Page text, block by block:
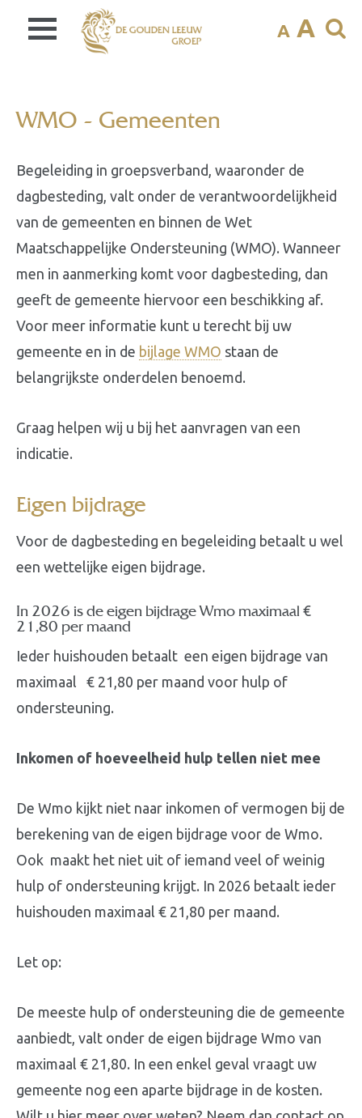
A A
WMO - Gemeenten
Begeleiding in groepsverband, waaronder de
dagbesteding, valt onder de verantwoordelijkheid
van de gemeenten en binnen de Wet
Maatschappelijke Ondersteuning (WMO). Wanneer
men in aanmerking komt voor dagbesteding, dan
geeft de gemeente hiervoor een beschikking af.
Voor meer informatie kunt u terecht bij uw
gemeente en in de bijlage WMO staan de
belangrijkste onderdelen benoemd.
Graag helpen wij u bij het aanvragen van een
indicatie.
Eigen bijdrage
Voor de dagbesteding en begeleiding betaalt u wel
een wettelijke eigen bijdrage.
In 2026 is de eigen bijdrage Wmo maximaal €
21,80 per maand
Ieder huishouden betaalt een eigen bijdrage van
maximaal € 21,80 per maand voor hulp of
ondersteuning.
Inkomen of hoeveelheid hulp tellen niet mee
De Wmo kijkt niet naar inkomen of vermogen bij de
berekening van de eigen bijdrage voor de Wmo.
Ook maakt het niet uit of iemand veel of weinig
hulp of ondersteuning krijgt. In 2026 betaalt ieder
huishouden maximaal € 21,80 per maand.
Let op:
De meeste hulp of ondersteuning die de gemeente
aanbiedt, valt onder de eigen bijdrage Wmo van
maximaal € 21,80. In een enkel geval vraagt uw
gemeente nog een aparte bijdrage in de kosten.